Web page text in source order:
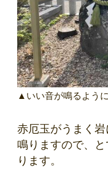
▲いい音が鳴るよう
赤厄玉がうまく岩
鳴りますので、
ります。